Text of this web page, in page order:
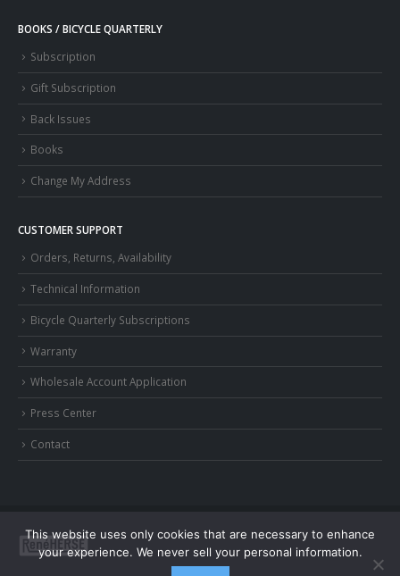
BOOKS / BICYCLE QUARTERLY
Subscription
Gift Subscription
Back Issues
Books
Change My Address
CUSTOMER SUPPORT
Orders, Returns, Availability
Technical Information
Bicycle Quarterly Subscriptions
Warranty
Wholesale Account Application
Press Center
Contact
This website uses only cookies that are necessary to enhance
your experience. We never sell your personal information.